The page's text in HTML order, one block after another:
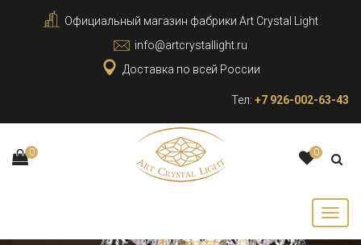
Официальный магазин фабрики Art Crystal Light
info@artcrystallight.ru
Доставка по всей России
Тел: +7 926-002-63-43
0 0